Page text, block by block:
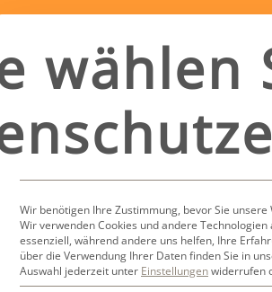
töten
wählen
Wir benötigen Ihre Zustimmung, bevor Sie
Wir verwenden Cookies und andere
essenziell, während andere uns helfen, Ihre
über die Verwendung Ihrer Daten finden Sie in
Auswahl jederzeit unter Einstellungenwiderrufen